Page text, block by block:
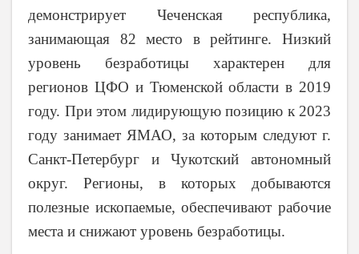
демонстрирует Чеченская республика,
занимающая 82 место в рейтинге. Низкий
уровень безработицы характерен для
регионов ЦФО и Тюменской области в 2019
году. При этом лидирующую позицию к 2023
году занимает ЯМАО, за которым следуют г.
Санкт-Петербург и Чукотский автономный
округ. Регионы, в которых добываются
полезные ископаемые, обеспечивают рабочие
места и снижают уровень безработицы.